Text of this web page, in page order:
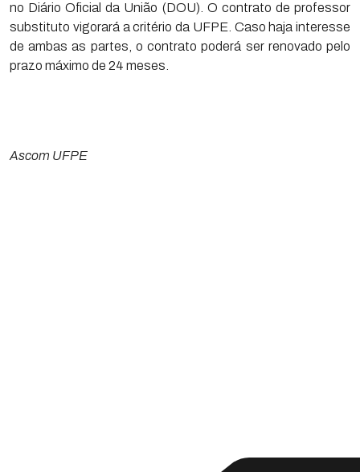
no Diário Oficial da União (DOU). O contrato de professor
substituto vigorará a critério da UFPE. Caso haja interesse
de ambas as partes, o contrato poderá ser renovado pelo
prazo máximo de 24 meses.
Ascom UFPE